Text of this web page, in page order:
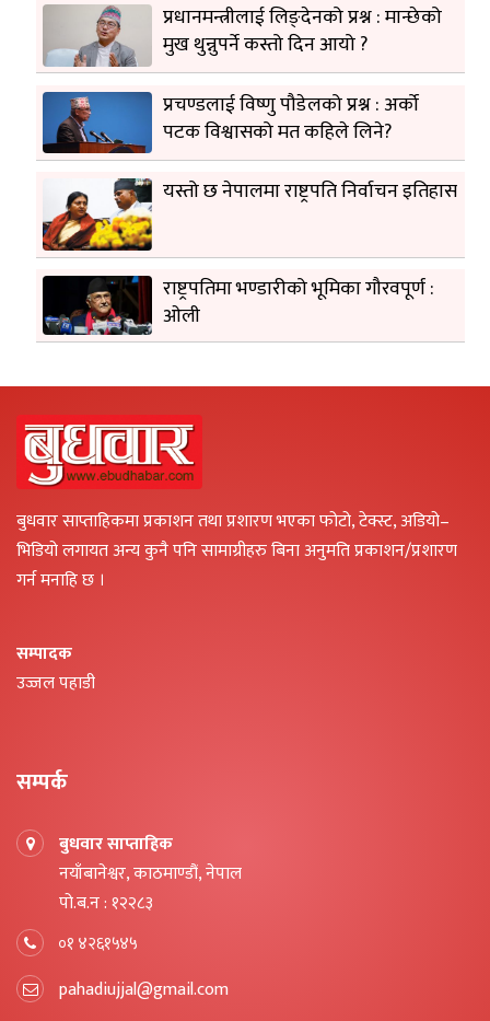
प्रधानमन्त्रीलाई लिङ्देनको प्रश्न : मान्छेको
मुख थुन्नुपर्ने कस्तो दिन आयो ?
प्रचण्डलाई विष्णु पौडेलको प्रश्न : अर्को
पटक विश्वासको मत कहिले लिने?
यस्तो छ नेपालमा राष्ट्रपति निर्वाचन इतिहास
राष्ट्रपतिमा भण्डारीको भूमिका गौरवपूर्ण :
ओली
बुधवार साप्ताहिकमा प्रकाशन तथा प्रशारण भएका फोटो, टेक्स्ट, अडियो–
भिडियो लगायत अन्य कुनै पनि सामाग्रीहरु बिना अनुमति प्रकाशन/प्रशारण
गर्न मनाहि छ ।
सम्पादक
उज्जल पहाडी
सम्पर्क
बुधवार साप्ताहिक
नयाँबानेश्वर, काठमाण्डौं, नेपाल
पो.ब.न : १२२८३
०१ ४२६१५४५
pahadiujjal@gmail.com